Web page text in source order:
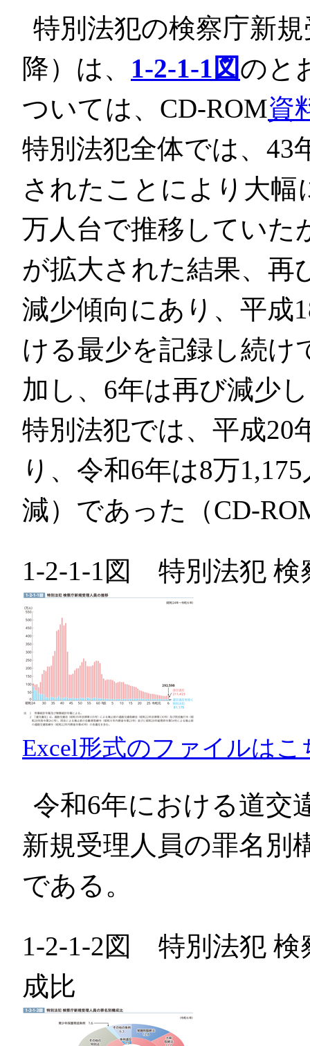
特別法犯の検察庁新
降）は、 1-2-1-1図のと
ついては、CD-ROM資
特別法犯全体では、43
されたことにより大幅
万人台で推移していた
が拡大された結果、再
減少傾向にあり、平成
ける最少を記録し続け
加し、6年は再び減少
特別法犯では、平成20
り、令和6年は8万
減）であった（CD-
1-2-1-1図 特別法犯 検
Excel形式のファイルはこ
令和6年における道交
新規受理人員の罪名別
である。
1-2-1-2図 特別法犯 検
成比